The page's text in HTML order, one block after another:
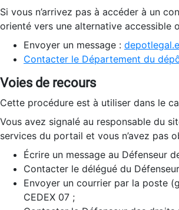
Si vous n’arrivez pas à accéder à un
orienté vers une alternative accessible
Envoyer un message :
Contacter le Département du
Voies de recours
Cette procédure est à utiliser dans le
Vous avez signalé au responsable du
services du portail et vous n’avez pas
Écrire un message au Défenseur
Contacter le délégué du
Envoyer un courrier par la poste
CEDEX 07 ;